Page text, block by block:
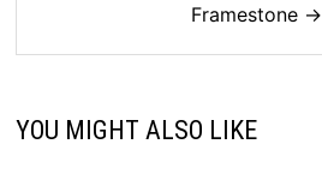
Framestone →
YOU MIGHT ALSO LIKE